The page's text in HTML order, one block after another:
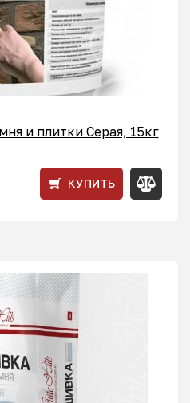
и плитки Серая, 15кг
КУПИТЬ